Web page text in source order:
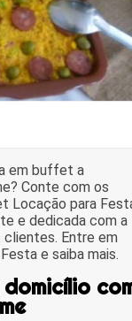
em buffet a
Conte com os
Locação para
e dedicada com a
Entre em
e saiba mais.